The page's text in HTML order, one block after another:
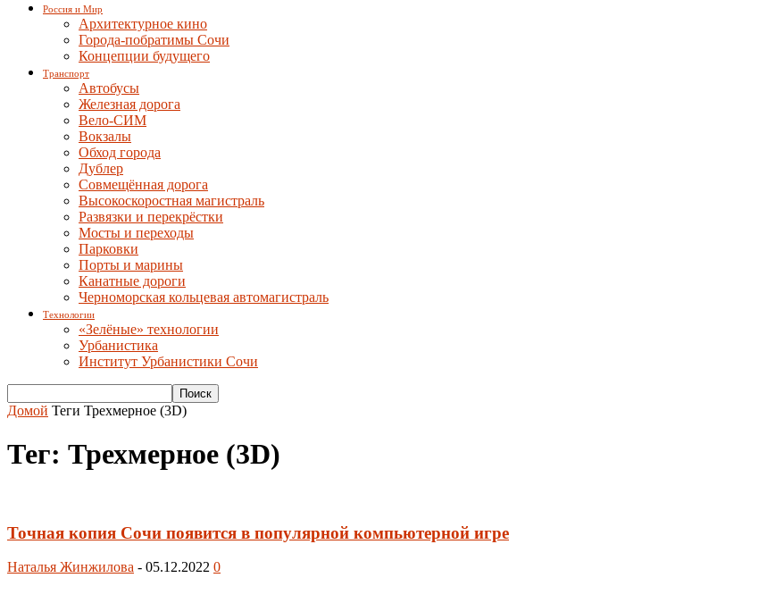
Россия и Мир
Архитектурное кино
Города-побратимы Сочи
Концепции будущего
Транспорт
Автобусы
Железная дорога
Вело-СИМ
Вокзалы
Обход города
Дублер
Совмещённая дорога
Высокоскоростная магистраль
Развязки и перекрёстки
Мосты и переходы
Парковки
Порты и марины
Канатные дороги
Черноморская кольцевая автомагистраль
Технологии
«Зелёные» технологии
Урбанистика
Институт Урбанистики Сочи
Домой Теги Трехмерное (3D)
Тег: Трехмерное (3D)
Точная копия Сочи появится в популярной компьютерной игре
Наталья Жинжилова - 05.12.2022 0